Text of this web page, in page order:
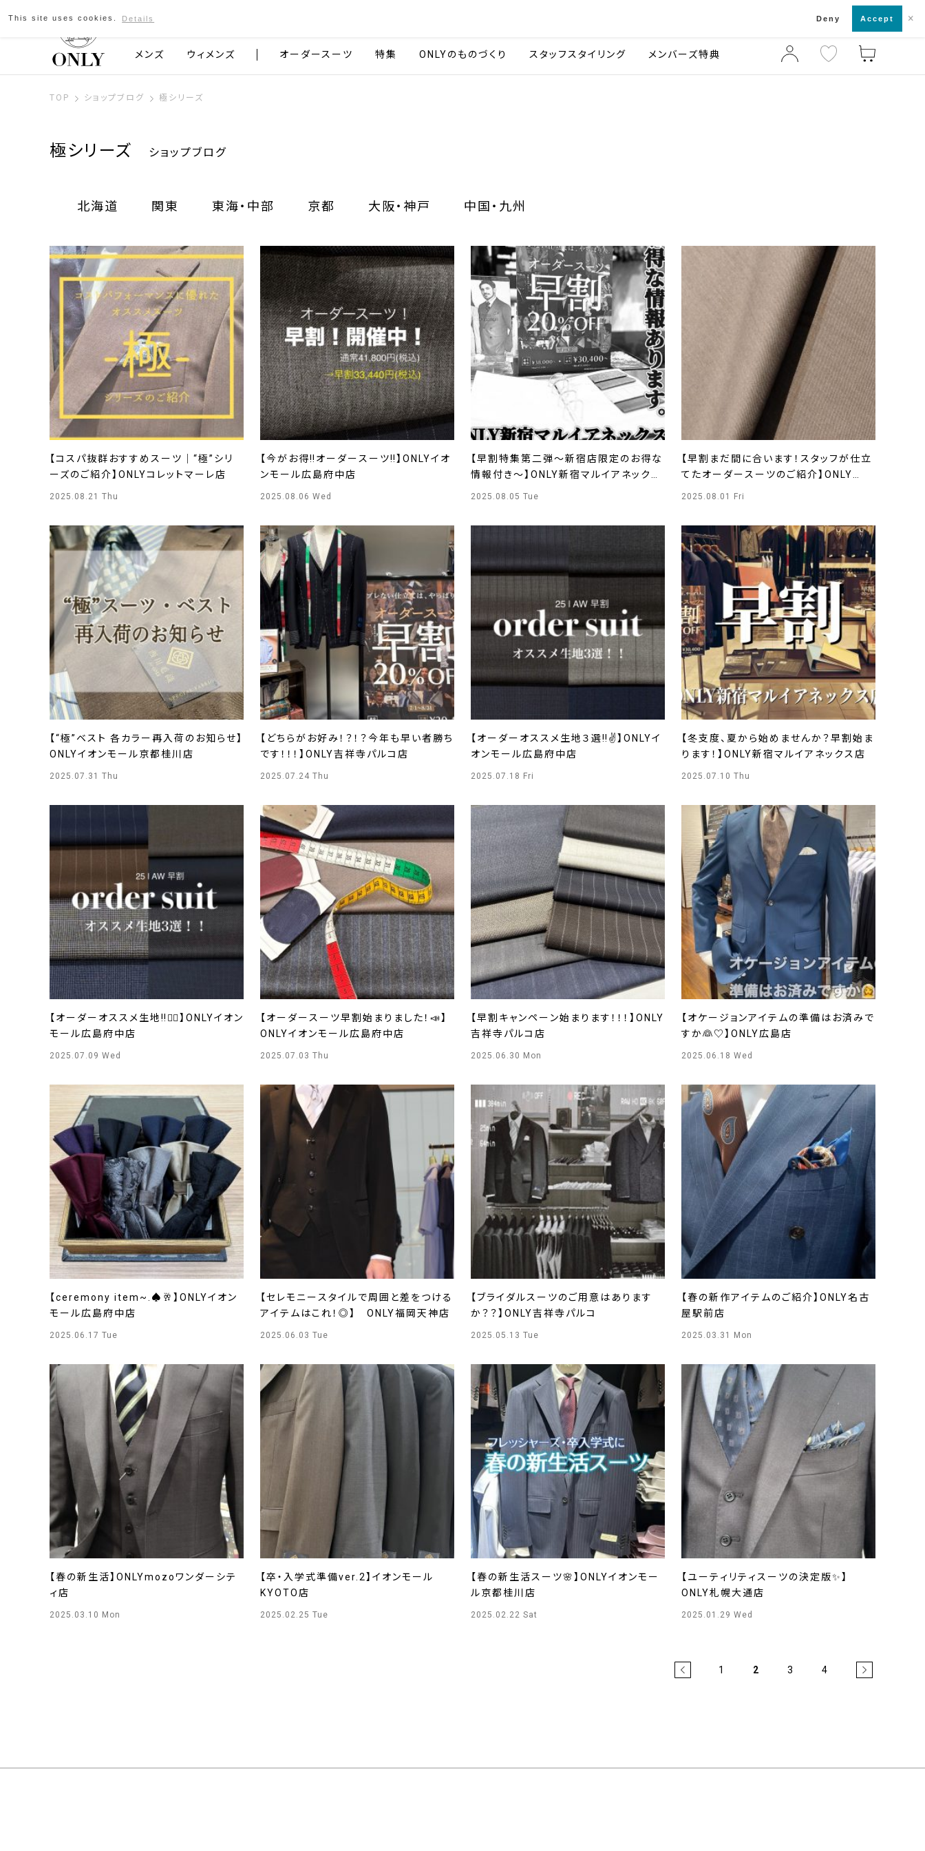
京都発のスーツブランド ONLY 店舗一覧・来店予約
メンズ ウィメンズ オーダースーツ 特集 ONLYのものづくり スタッフスタイリング メンバーズ特典
TOP ショップブログ 極シリーズ
極シリーズ ショップブログ
北海道 関東 東海・中部 京都 大阪・神戸 中国・九州
【コスパ抜群おすすめスーツ｜“極”シリ
ーズのご紹介】ONLYコレットマーレ店
2025.08.21 Thu
【今がお得‼️オーダースーツ‼️】ONLYイオ
ンモール広島府中店
2025.08.06 Wed
【早割特集第二弾～新宿店限定のお得な
情報付き～】ONLY新宿マルイアネックス
2025.08.05 Tue
【早割まだ間に合います！スタッフが仕立
てたオーダースーツのご紹介】ONLY
2025.08.01 Fri
【“極”ベスト 各カラー再入荷のお知らせ】
ONLYイオンモール京都桂川店
2025.07.31 Thu
【どちらがお好み！？！？今年も早い者勝ち
です！！！】ONLY吉祥寺パルコ店
2025.07.24 Thu
【オーダーオススメ生地３選‼️✌】ONLYイ
オンモール広島府中店
2025.07.18 Fri
【冬支度、夏から始めませんか？早割始ま
ります！】ONLY新宿マルイアネックス店
2025.07.10 Thu
【オーダーオススメ生地‼️☝🏻】ONLYイオン
モール広島府中店
2025.07.09 Wed
【オーダースーツ早割始まりました！📣】
ONLYイオンモール広島府中店
2025.07.03 Thu
【早割キャンペーン始まります！！！】ONLY
吉祥寺パルコ店
2025.06.30 Mon
【オケージョンアイテムの準備はお済みで
すか👰♡】ONLY広島店
2025.06.18 Wed
【ceremony item~.♠🥂】ONLYイオン
モール広島府中店
2025.06.17 Tue
【セレモニースタイルで周囲と差をつける
アイテムはこれ！◎】 ONLY福岡天神店
2025.06.03 Tue
【ブライダルスーツのご用意はあります
か？？】ONLY吉祥寺パルコ
2025.05.13 Tue
【春の新作アイテムのご紹介】ONLY名古
屋駅前店
2025.03.31 Mon
【春の新生活】ONLYmozoワンダーシテ
ィ店
2025.03.10 Mon
【卒・入学式準備ver.2】イオンモール
KYOTO店
2025.02.25 Tue
【春の新生活スーツ🌸】ONLYイオンモー
ル京都桂川店
2025.02.22 Sat
【ユーティリティスーツの決定版✨】
ONLY札幌大通店
2025.01.29 Wed
1 2 3 4
This site uses cookies. Details Deny Accept ×